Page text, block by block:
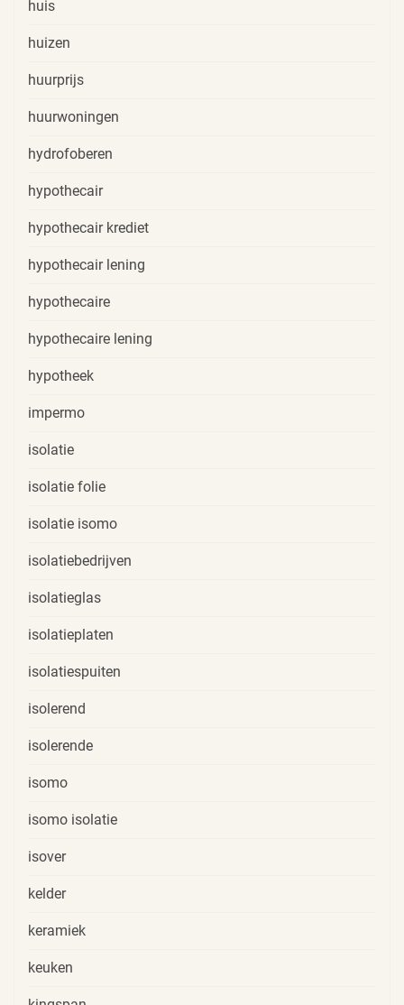
huis
huizen
huurprijs
huurwoningen
hydrofoberen
hypothecair
hypothecair krediet
hypothecair lening
hypothecaire
hypothecaire lening
hypotheek
impermo
isolatie
isolatie folie
isolatie isomo
isolatiebedrijven
isolatieglas
isolatieplaten
isolatiespuiten
isolerend
isolerende
isomo
isomo isolatie
isover
kelder
keramiek
keuken